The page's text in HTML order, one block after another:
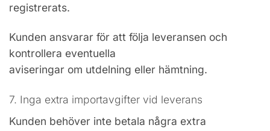
registrerats.
Kunden ansvarar för att följa leveransen och
kontrollera eventuella
aviseringar om utdelning eller hämtning.
7. Inga extra importavgifter vid leverans
Kunden behöver inte betala några extra